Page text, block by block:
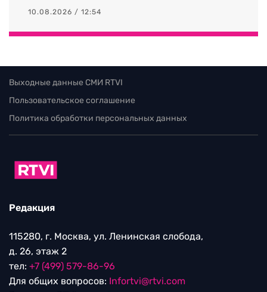
10.08.2026 / 12:54
Выходные данные СМИ RTVI
Пользовательское соглашение
Политика обработки персональных данных
Редакция
115280, г. Москва, ул. Ленинская слобода,
д. 26, этаж 2
тел: +7 (499) 579-86-96
Для общих вопросов: Infortvi@rtvi.com